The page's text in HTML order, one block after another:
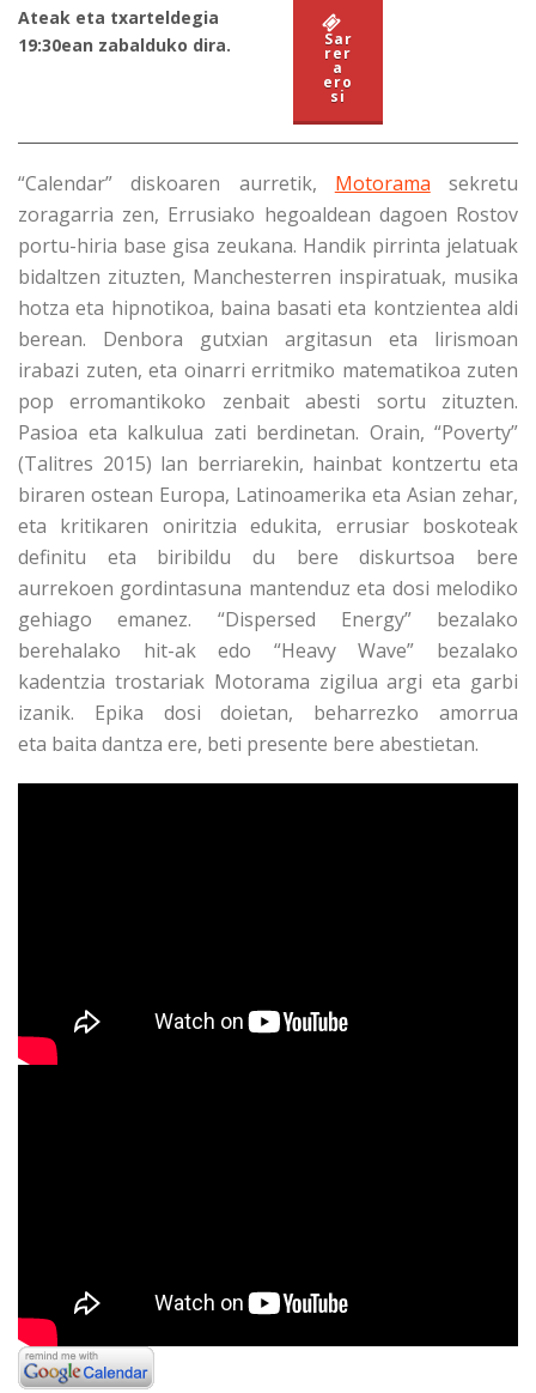
Ateak eta txarteldegia
19:30ean zabalduko dira.
Sar
rer
a
ero
si
“Calendar” diskoaren aurretik, Motorama sekretu
zoragarria zen, Errusiako hegoaldean dagoen Rostov
portu-hiria base gisa zeukana. Handik pirrinta jelatuak
bidaltzen zituzten, Manchesterren inspiratuak, musika
hotza eta hipnotikoa, baina basati eta kontzientea aldi
berean. Denbora gutxian argitasun eta lirismoan
irabazi zuten, eta oinarri erritmiko matematikoa zuten
pop erromantikoko zenbait abesti sortu zituzten.
Pasioa eta kalkulua zati berdinetan. Orain, “Poverty”
(Talitres 2015) lan berriarekin, hainbat kontzertu eta
biraren ostean Europa, Latinoamerika eta Asian zehar,
eta kritikaren oniritzia edukita, errusiar boskoteak
definitu eta biribildu du bere diskurtsoa bere
aurrekoen gordintasuna mantenduz eta dosi melodiko
gehiago emanez. “Dispersed Energy” bezalako
berehalako hit-ak edo “Heavy Wave” bezalako
kadentzia trostariak Motorama zigilua argi eta garbi
izanik. Epika dosi doietan, beharrezko amorrua
eta baita dantza ere, beti presente bere abestietan.